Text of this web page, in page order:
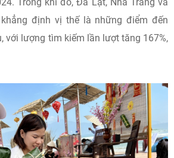
định vị thế là những điểm đến
với lượng tìm kiếm lần lượt tăng 167%,